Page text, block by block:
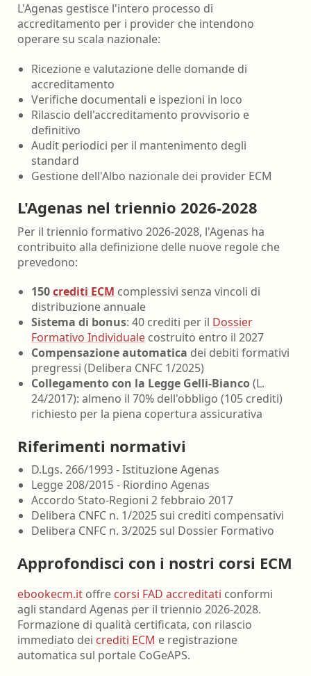
L'Agenas gestisce l'intero processo di
accreditamento per i provider che intendono
operare su scala nazionale:
Ricezione e valutazione delle domande di
accreditamento
Verifiche documentali e ispezioni in loco
Rilascio dell'accreditamento provvisorio e
definitivo
Audit periodici per il mantenimento degli
standard
Gestione dell'Albo nazionale dei provider ECM
L'Agenas nel triennio 2026-2028
Per il triennio formativo 2026-2028, l'Agenas ha
contribuito alla definizione delle nuove regole che
prevedono:
150crediti ECM complessivi senza vincoli di
distribuzione annuale
Sistema di bonus: 40 crediti per il Dossier
Formativo Individuale costruito entro il 2027
Compensazione automatica dei debiti formativi
pregressi (Delibera CNFC 1/2025)
Collegamento con la Legge Gelli-Bianco(L.
24/2017): almeno il 70% dell'obbligo (105 crediti)
richiesto per la piena copertura assicurativa
Riferimenti normativi
D.Lgs. 266/1993 - Istituzione Agenas
Legge 208/2015 - Riordino Agenas
Accordo Stato-Regioni 2 febbraio 2017
Delibera CNFC n. 1/2025 sui crediti compensativi
Delibera CNFC n. 3/2025 sul Dossier Formativo
Approfondisci con i nostri corsi ECM
ebookecm.it offre corsi FAD accreditati conformi
agli standard Agenas per il triennio 2026-2028.
Formazione di qualità certificata, con rilascio
immediato dei crediti ECM e registrazione
automatica sul portale CoGeAPS.